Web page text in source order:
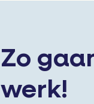
Zo
werk!